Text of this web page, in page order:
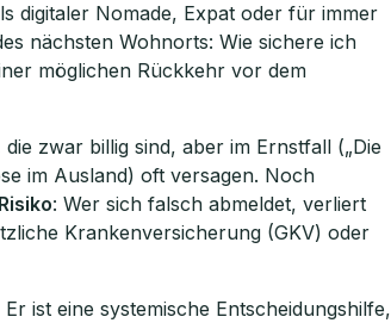
digitaler Nomade, Expat oder für immer
nächsten Wohnorts: Wie sichere ich
möglichen Rückkehr vor dem
zwar billig sind, aber im Ernstfall („Die
im Ausland) oft versagen. Noch
: Wer sich falsch abmeldet, verliert
Krankenversicherung (GKV) oder
ist eine systemische Entscheidungshilfe,